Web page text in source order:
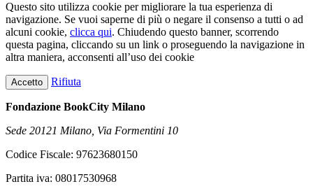
Questo sito utilizza cookie per migliorare la tua esperienza di
navigazione. Se vuoi saperne di più o negare il consenso a tutti o ad
alcuni cookie, clicca qui. Chiudendo questo banner, scorrendo
questa pagina, cliccando su un link o proseguendo la navigazione in
altra maniera, acconsenti all’uso dei cookie
Accetto Rifiuta
Fondazione BookCity Milano
Sede 20121 Milano, Via Formentini 10
Codice Fiscale: 97623680150
Partita iva: 08017530968